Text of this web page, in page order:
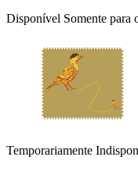
Disponível Somente para
Temporariamente